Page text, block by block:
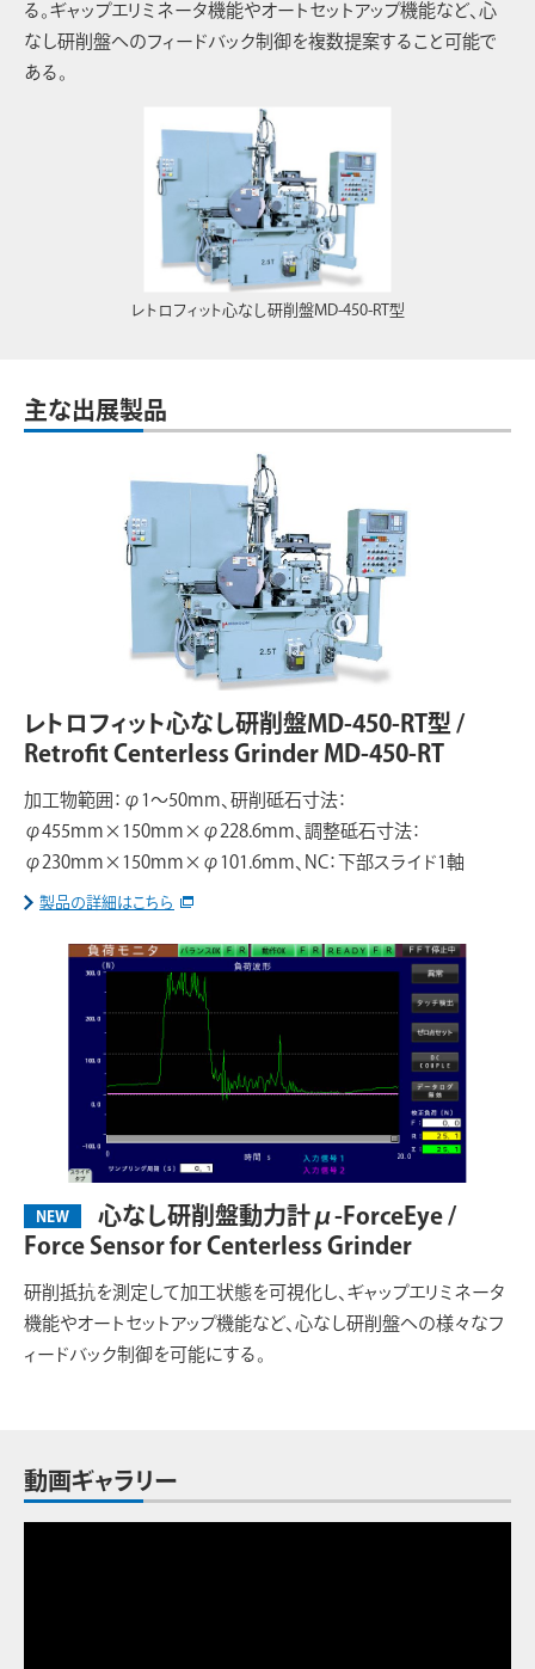
る。ギャップエリミネータ機能やオートセットアップ機能など、心
なし研削盤へのフィードバック制御を複数提案すること可能で
ある。
レトロフィット心なし研削盤MD-450-RT型
主な出展製品
レトロフィット心なし研削盤MD-450-RT型 /
Retrofit Centerless Grinder MD-450-RT
加工物範囲：φ1～50mm、研削砥石寸法：
φ455mm×150mm×φ228.6mm、調整砥石寸法：
φ230mm×150mm×φ101.6mm、NC：下部スライド1軸
製品の詳細はこちら
NEW
心なし研削盤動力計μ-ForceEye /
Force Sensor for Centerless Grinder
研削抵抗を測定して加工状態を可視化し、ギャップエリミネータ
機能やオートセットアップ機能など、心なし研削盤への様々なフ
ィードバック制御を可能にする。
動画ギャラリー